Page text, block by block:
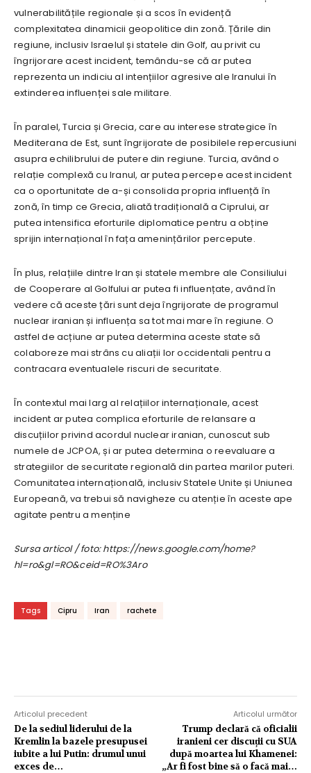
vulnerabilitățile regionale și a scos în evidență
complexitatea dinamicii geopolitice din zonă. Țările din
regiune, inclusiv Israelul și statele din Golf, au privit cu
îngrijorare acest incident, temându-se că ar putea
reprezenta un indiciu al intențiilor agresive ale Iranului în
extinderea influenței sale militare.
În paralel, Turcia și Grecia, care au interese strategice în
Mediterana de Est, sunt îngrijorate de posibilele repercusiuni
asupra echilibrului de putere din regiune. Turcia, având o
relație complexă cu Iranul, ar putea percepe acest incident
ca o oportunitate de a-și consolida propria influență în
zonă, în timp ce Grecia, aliată tradițională a Ciprului, ar
putea intensifica eforturile diplomatice pentru a obține
sprijin internațional în fața amenințărilor percepute.
În plus, relațiile dintre Iran și statele membre ale Consiliului
de Cooperare al Golfului ar putea fi influențate, având în
vedere că aceste țări sunt deja îngrijorate de programul
nuclear iranian și influența sa tot mai mare în regiune. O
astfel de acțiune ar putea determina aceste state să
colaboreze mai strâns cu aliații lor occidentali pentru a
contracara eventualele riscuri de securitate.
În contextul mai larg al relațiilor internaționale, acest
incident ar putea complica eforturile de relansare a
discuțiilor privind acordul nuclear iranian, cunoscut sub
numele de JCPOA, și ar putea determina o reevaluare a
strategiilor de securitate regională din partea marilor puteri.
Comunitatea internațională, inclusiv Statele Unite și Uniunea
Europeană, va trebui să navigheze cu atenție în aceste ape
agitate pentru a menține
Sursa articol / foto: https://news.google.com/home?
hl=ro&gl=RO&ceid=RO%3Aro
Tags Cipru Iran rachete
Articolul precedent
De la sediul liderului de la
Kremlin la bazele presupusei
iubite a lui Putin: drumul unui
exces de…
Articolul următor
Trump declară că oficialii
iranieni cer discuții cu SUA
după moartea lui Khamenei:
„Ar fi fost bine să o facă mai…